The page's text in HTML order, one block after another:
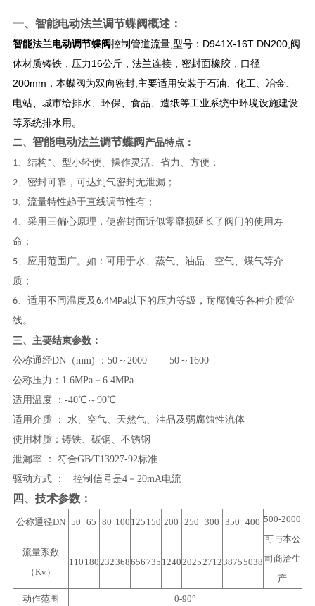
一、 智能电动法兰调节蝶阀概述：
智能法兰电动调节蝶阀控制管道流量,型号：D941X-16T DN200,阀
体材质铸铁，压力16公斤，法兰连接，密封面橡胶，口径
200mm，本蝶阀为双向密封,主要适用安装于石油、化工、冶金、
电站、城市给排水、环保、食品、造纸等工业系统中环境设施建设
等系统排水用。
二、 智能电动法兰调节蝶阀 产品特点：
1、结构*、型小轻便、操作灵活、省力、方便；
2、密封可靠，可达到气密封无泄漏；
3、流量特性趋于直线调节性有；
4、采用三偏心原理，使密封面近似零靡损延长了阀门的使用寿
命；
5、应用范围广。如：可用于水、蒸气、油品、空气、煤气等介
质；
6、适用不同温度及6.4MPa以下的压力等级，耐腐蚀等各种介质管
线。
三、主要结束参数：
公称通经DN（mm) ：50～2000 50～1600
公称压力：1.6MPa－6.4MPa
适用温度 ：-40℃～90℃
适用介质 ： 水、空气、天然气、油品及弱腐蚀性流体
使用材质：铸铁、碳钢、不锈钢
泄漏率 ： 符合GB/T13927-92标准
驱动方式 ： 控制信号是4－20mA电流
四、技术参数：
公称通径DN 50 65 80 100 125 150 200 250 300 350 400 500-2000
可与本公
司商洽生
产
流量系数
（Kv）
110 180232368656735 12402025271238755038
动作范围
0-90°